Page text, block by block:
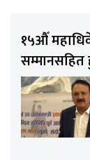
१५औँ
सम्मानसहित